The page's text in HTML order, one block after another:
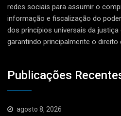
redes sociais para assumir o
informação e fiscalização do
dos princípios universais da justiça
garantindo principalmente o
Publicações
agosto 8, 2026